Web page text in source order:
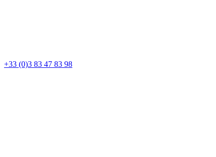
+33 (0)3 83 47 83 98